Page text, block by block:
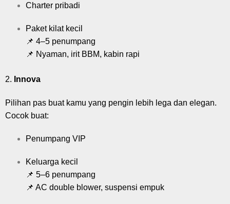
Charter pribadi
Paket kilat kecil
📌 4–5 penumpang
📌 Nyaman, irit BBM, kabin rapi
2. Innova
Pilihan pas buat kamu yang pengin lebih lega dan elegan.
Cocok buat:
Penumpang VIP
Keluarga kecil
📌 5–6 penumpang
📌 AC double blower, suspensi empuk